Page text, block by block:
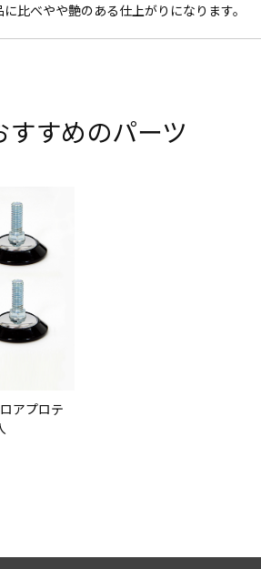
比べやや艶のある仕上がりになります。
すめのパーツ
アプロテ